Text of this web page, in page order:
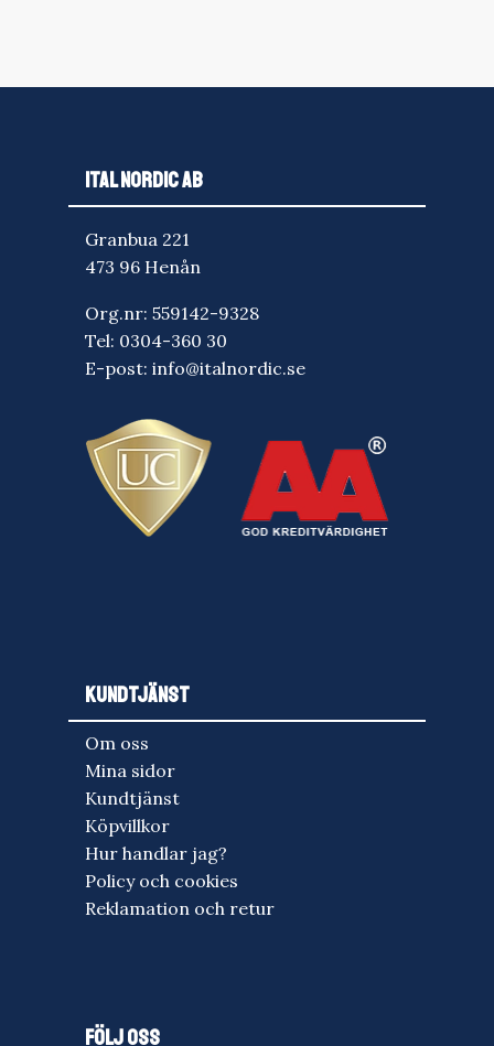
ITAL NORDIC AB
Granbua 221
473 96 Henån
Org.nr: 559142-9328
Tel: 0304-360 30
E-post: info@italnordic.se
KUNDTJÄNST
Om oss
Mina sidor
Kundtjänst
Köpvillkor
Hur handlar jag?
Policy och cookies
Reklamation och retur
FÖLJ OSS